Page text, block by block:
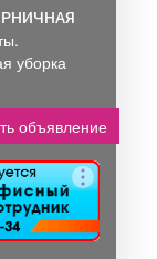
уборка
объявление